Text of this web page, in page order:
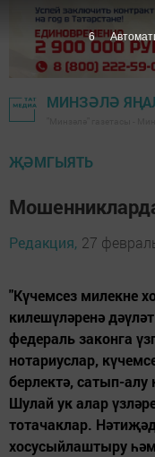
МИНЗӘЛӘ
ҖӘМГЫЯТЬ
Редакция, 27
"Күчемсез милекне
килешүләренә
федераль законга
нотариуслар,
берлектә, сатып-
Шулай ук алар
тотачаклар.
хосусыйлаштыру
5